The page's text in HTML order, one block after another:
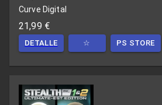
Curve Digital
21,99 €
DETALLE ☆ PS STORE